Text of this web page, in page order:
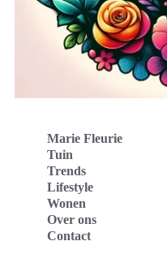
Marie Fleurie
Tuin
Trends
Lifestyle
Wonen
Over ons
Contact